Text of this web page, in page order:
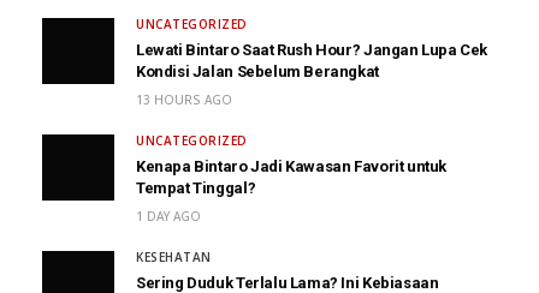
UNCATEGORIZED
Lewati Bintaro Saat Rush Hour? Jangan Lupa Cek
Kondisi Jalan Sebelum Berangkat
13 HOURS AGO
UNCATEGORIZED
Kenapa Bintaro Jadi Kawasan Favorit untuk
Tempat Tinggal?
1 DAY AGO
KESEHATAN
Sering Duduk Terlalu Lama? Ini Kebiasaan